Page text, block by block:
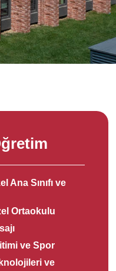
Ana Sınıfı ve
Ortaokulu
ve Spor
ve